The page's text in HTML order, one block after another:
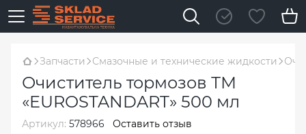
Запчасти Смазочные и технические жидкости
Очиститель тормозов ТМ
«EUROSTANDART» 500 мл
Артикул: 578966 Оставить отзыв